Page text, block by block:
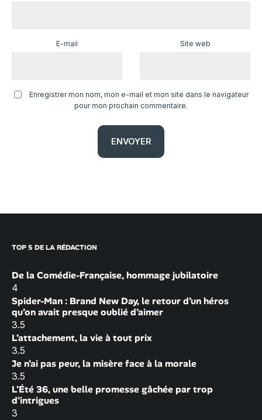
E-mail Site web
Enregistrer mon nom, mon e-mail et mon site dans le navigateur
pour mon prochain commentaire.
TOP 5 DE LA RÉDACTION
De la Comédie-Française, hommage jubilatoire
4
Spider-Man : Brand New Day, le retour d’un héros
qu’on avait presque oublié d’aimer
3.5
L’attachement, la vie à tout prix
3.5
Je n’ai pas peur, la misère face à la morale
3.5
L’Été 36, une belle promesse gâchée par trop
d’intrigues
3